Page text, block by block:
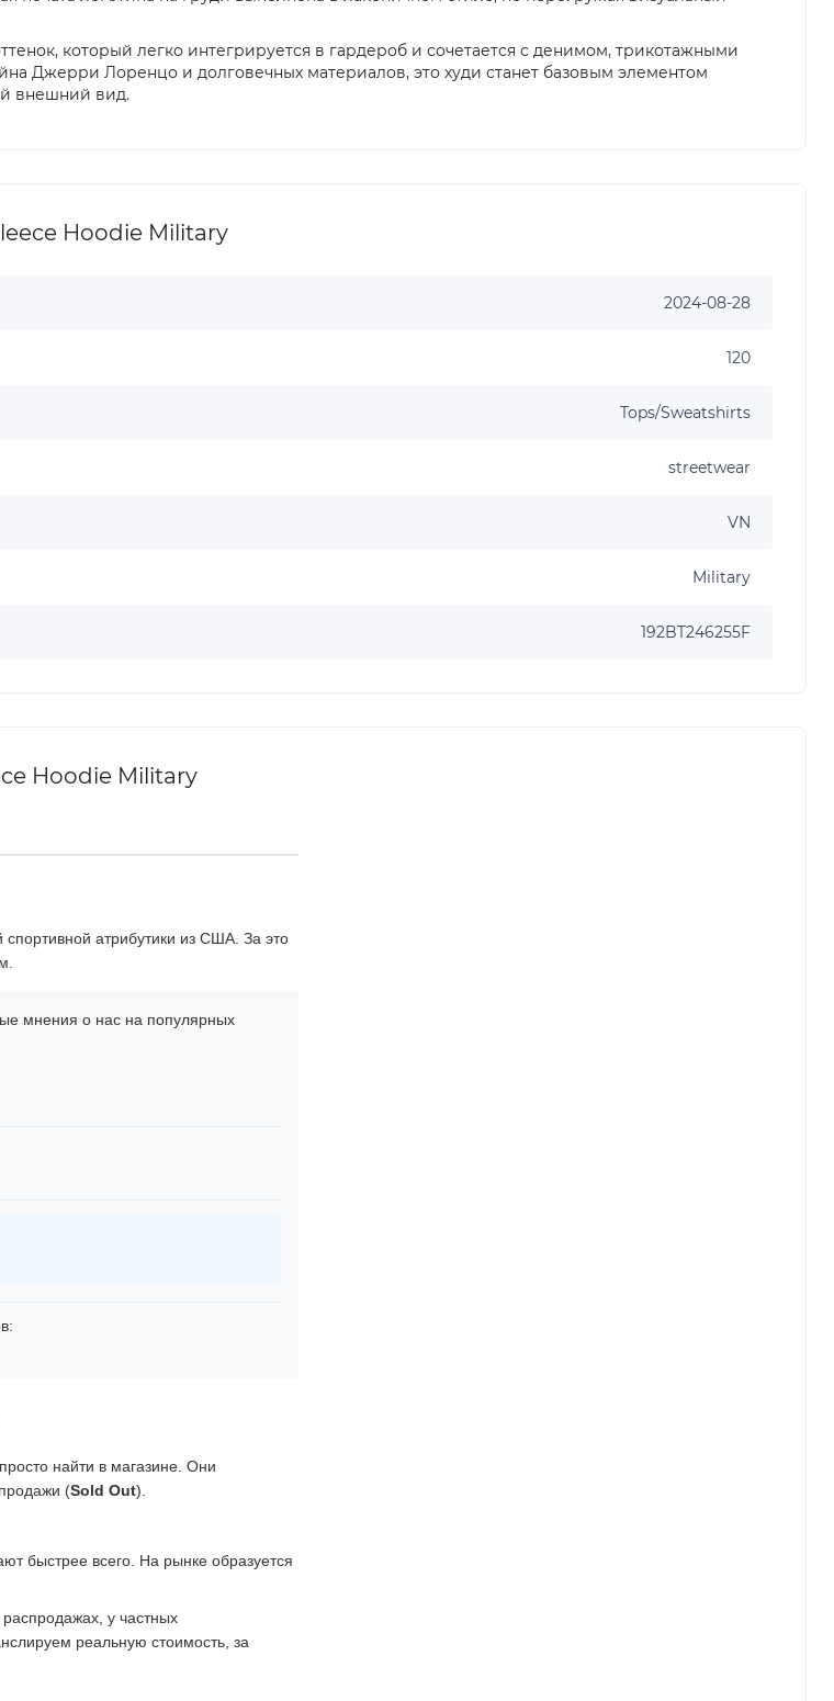
который легко интегрируется в гардероб и сочетается с денимом, трикотажными
Джерри Лоренцо и долговечных материалов, это худи станет базовым элементом
внешний вид.
Hoodie Military
2024-08-28
120
Tops/Sweatshirts
streetwear
VN
Military
192BT246255F
Hoodie Military
атрибутики из США. За это
мнения о нас на популярных
найти в магазине. Они
(Sold Out).
быстрее всего. На рынке образуется
у частных
реальную стоимость, за